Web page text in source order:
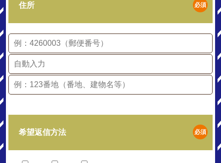
住所 必須
希望返信方法 必須